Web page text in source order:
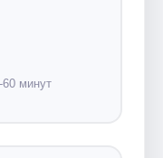
60 минут